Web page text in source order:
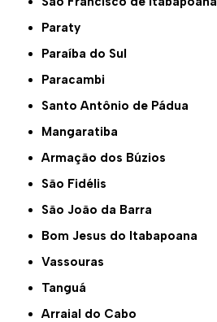
Paraty
Paraíba do Sul
Paracambi
Santo Antônio de Pádua
Mangaratiba
Armação dos Búzios
São Fidélis
São João da Barra
Bom Jesus do Itabapoana
Vassouras
Tanguá
Arraial do Cabo